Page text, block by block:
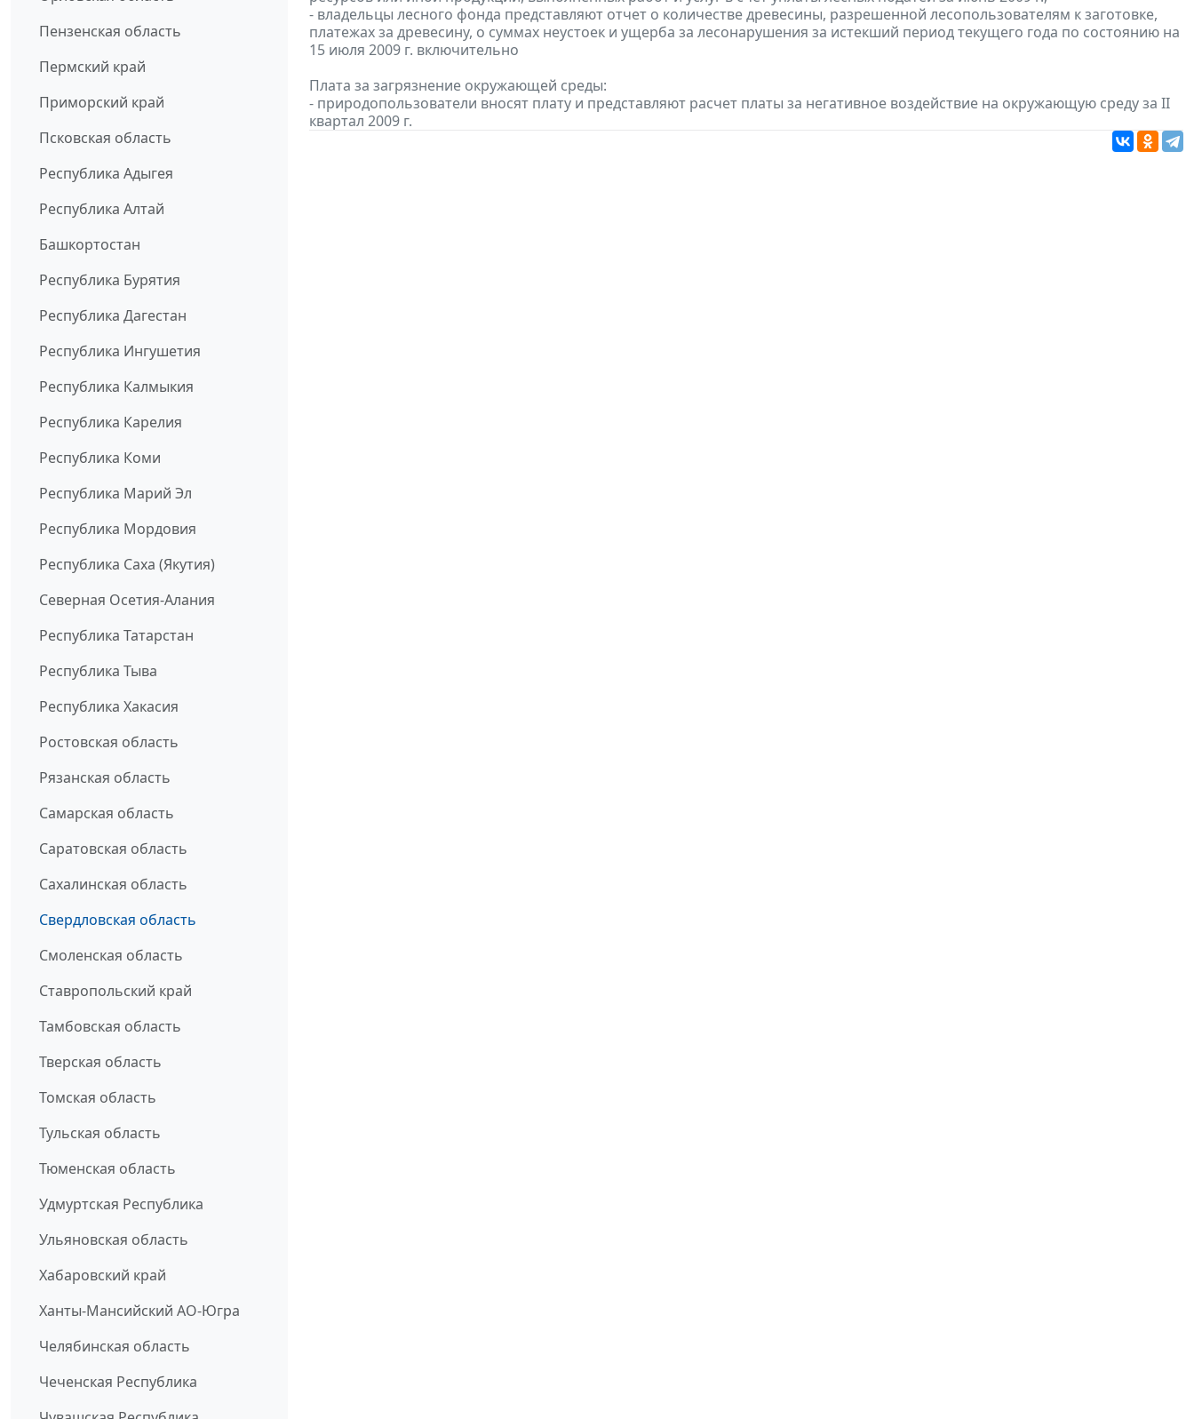
Пензенская область
Пермский край
Приморский край
Псковская область
Республика Адыгея
Республика Алтай
Башкортостан
Республика Бурятия
Республика Дагестан
Республика Ингушетия
Республика Калмыкия
Республика Карелия
Республика Коми
Республика Марий Эл
Республика Мордовия
Республика Саха (Якутия)
Северная Осетия-Алания
Республика Татарстан
Республика Тыва
Республика Хакасия
Ростовская область
Рязанская область
Самарская область
Саратовская область
Сахалинская область
Свердловская область
Смоленская область
Ставропольский край
Тамбовская область
Тверская область
Томская область
Тульская область
Тюменская область
Удмуртская Республика
Ульяновская область
Хабаровский край
Ханты-Мансийский АО-Югра
Челябинская область
Чеченская Республика
- владельцы лесного фонда представляют отчет о количестве древесины, разрешенной лесопользователям к заготовке,
платежах за древесину, о суммах неустоек и ущерба за лесонарушения за истекший период текущего года по состоянию на
15 июля 2009 г. включительно
Плата за загрязнение окружающей среды:
- природопользователи вносят плату и представляют расчет платы за негативное воздействие на окружающую среду за II
квартал 2009 г.